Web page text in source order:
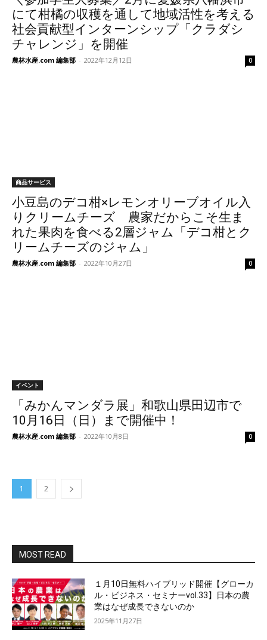
にて柑橘の収穫を通して地域活性を考える
社会貢献型インターンシップ「クラダシ
チャレンジ」を開催
農林水産.com 編集部 - 2022年12月12日 0
商品サービス
小豆島のデコ柑×レモンオリーブオイル入
りクリームチーズ 農家だからこそ生ま
れた果肉を食べる2層ジャム「デコ柑とク
リームチーズのジャム」
農林水産.com 編集部 - 2022年10月27日 0
イベント
「みかんマンダラ展」和歌山県田辺市で
10月16日（日）まで開催中！
農林水産.com 編集部 - 2022年10月8日 0
1 2
MOST READ
１月10日無料ハイブリッド開催【グローカ
ル・ビジネス・セミナーvol.33】日本の農
業はなぜ成長できないのか
2025年11月27日